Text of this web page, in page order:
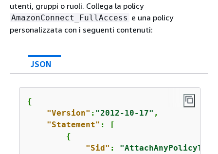
utenti, gruppi o ruoli. Collega la policy
AmazonConnect_FullAccess e una policy
personalizzata con i seguenti contenuti:
JSON
{
"Version" : "2012-10-17" ,
"Statement" : [
{
"Sid" :